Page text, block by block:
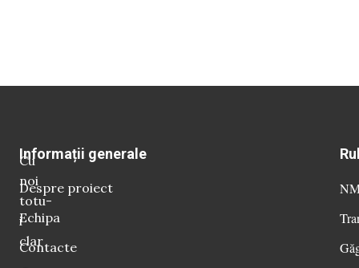
Cu
noi
totu-
i
clar
Informații generale
Despre proiect
Echipa
Contacte